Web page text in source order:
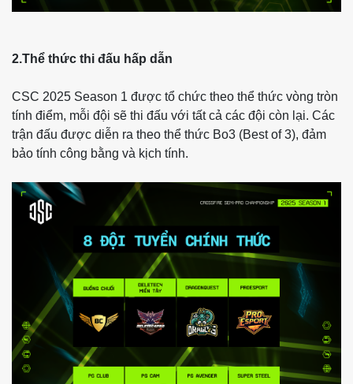
2.Thể thức thi đấu hấp dẫn
CSC 2025 Season 1 được tổ chức theo thể thức vòng tròn
tính điểm, mỗi đội sẽ thi đấu với tất cả các đội còn lại. Các
trận đấu được diễn ra theo thể thức Bo3 (Best of 3), đảm
bảo tính công bằng và kịch tính.